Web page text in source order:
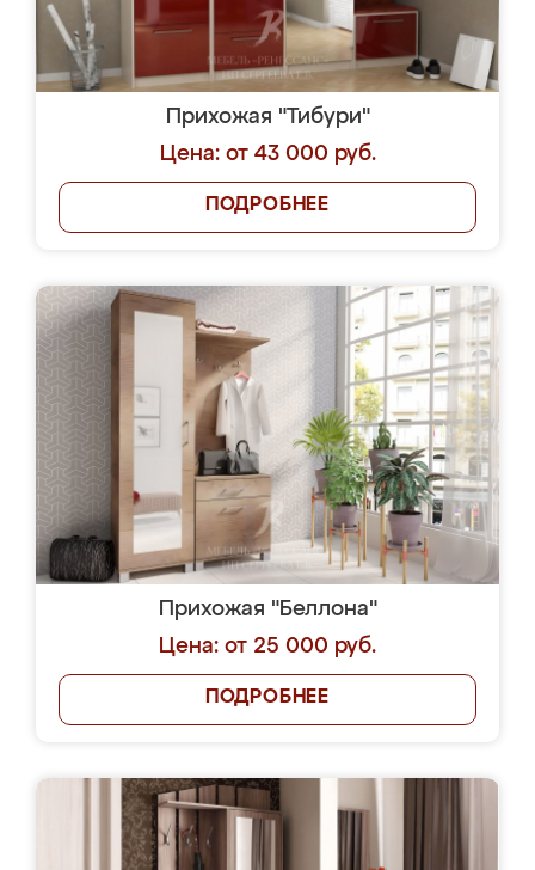
Прихожая "Тибури"
Цена: от 43 000 руб.
ПОДРОБНЕЕ
Прихожая "Беллона"
Цена: от 25 000 руб.
ПОДРОБНЕЕ